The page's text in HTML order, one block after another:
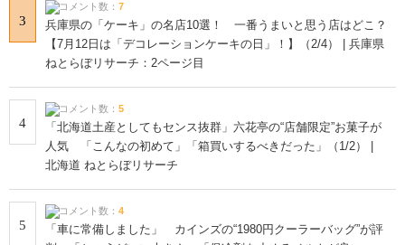
3
コメント数： 7
兵庫県の「ケーキ」の名店10選！ 一番うまいと思う店はどこ？
【7月12日は「デコレーションケーキの日」！】（2/4） | 兵庫県
ねとらぼリサーチ：2ページ目
4
コメント数： 5
「北海道土産としてもセンス抜群」六花亭の“店舗限定”お菓子が
人気 「こんなの初めて」「箱買いするべきだった」（1/2） |
北海道 ねとらぼリサーチ
5
コメント数： 4
「車に常備しました」 カインズの“1980円クーラーバッグ”が評